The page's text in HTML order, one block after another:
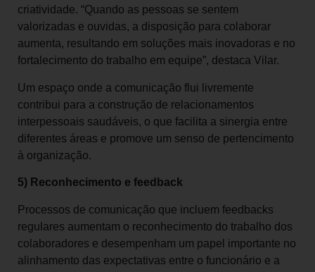
criatividade. “Quando as pessoas se sentem
valorizadas e ouvidas, a disposição para colaborar
aumenta, resultando em soluções mais inovadoras e no
fortalecimento do trabalho em equipe”, destaca Vilar.
Um espaço onde a comunicação flui livremente
contribui para a construção de relacionamentos
interpessoais saudáveis, o que facilita a sinergia entre
diferentes áreas e promove um senso de pertencimento
à organização.
5) Reconhecimento e feedback
Processos de comunicação que incluem feedbacks
regulares aumentam o reconhecimento do trabalho dos
colaboradores e desempenham um papel importante no
alinhamento das expectativas entre o funcionário e a